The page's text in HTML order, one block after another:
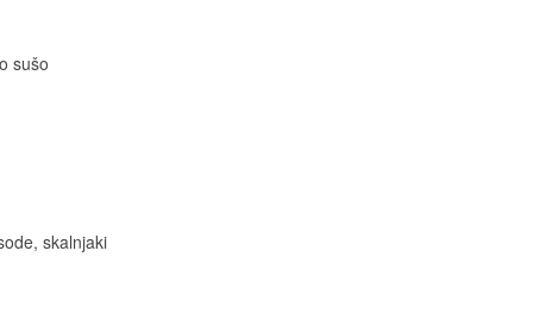
sušo
skalnjaki